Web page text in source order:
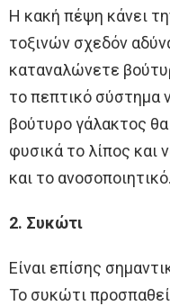
Η κακή πέψη κάνει
τοξινών σχεδόν
καταναλώνετε
το πεπτικό σύστημα
βούτυρο γάλακτος
φυσικά το λίπος και
και το ανοσοποιητικό.
2. Συκώτι
Είναι επίσης
Το συκώτι